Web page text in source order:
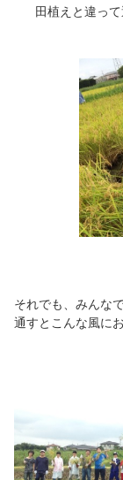
田植えと違っ
それでも、みんな
通すとこんな風に